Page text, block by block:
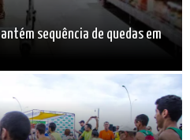
sequência de quedas em